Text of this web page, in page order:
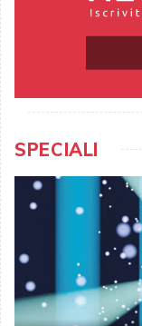
SPECIALI